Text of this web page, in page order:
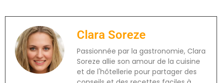
Clara Soreze
Passionnée par la gastronomie, Clara
Soreze allie son amour de la cuisine
et de l'hôtellerie pour partager des